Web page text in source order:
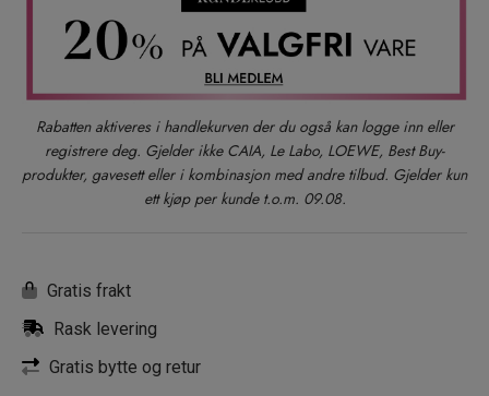
Rabatten aktiveres i handlekurven der du også kan logge inn eller
registrere deg. Gjelder ikke CAIA, Le Labo, LOEWE, Best Buy-
produkter, gavesett eller i kombinasjon med andre tilbud. Gjelder kun
ett kjøp per kunde t.o.m. 09.08.
Gratis frakt
Rask levering
Gratis bytte og retur